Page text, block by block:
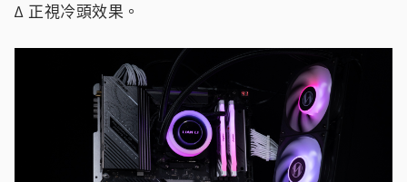
∆ 正視冷頭效果。